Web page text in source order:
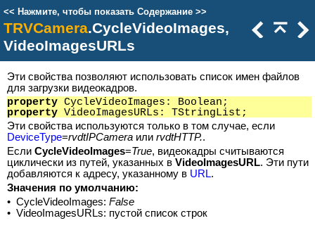
<< Нажмите, чтобы показать Содержание >>
TRVCamera.CycleVideoImages,
VideoImagesURLs
Эти свойства позволяют использовать список имен файлов
для загрузки видеокадров.
property CycleVideoImages: Boolean;
property VideoImagesURLs: TStringList;
Эти свойства используются только в том случае, если
DeviceType=rvdtIPCamera или rvdtHTTP..
Если CycleVideoImages=True, видеокадры считываются
циклически из путей, указанных в VideoImagesURL. Эти пути
добавляются к адресу, указанному в URL.
Значения по умолчанию:
• CycleVideoImages: False
• VideoImagesURLs: пустой список строк